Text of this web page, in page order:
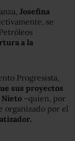
Josefina
se
a la
Progresista,
sus proyectos
Nieto –quien, por
organizado por el